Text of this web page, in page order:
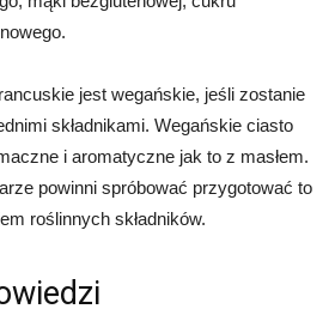
jest wegańskie, jeśli zostanie
składnikami. Wegańskie ciasto
i aromatyczne jak to z masłem.
powinni spróbować przygotować to
roślinnych składników.